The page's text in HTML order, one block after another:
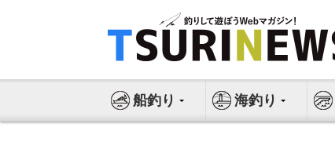
ス
船釣り 海釣り